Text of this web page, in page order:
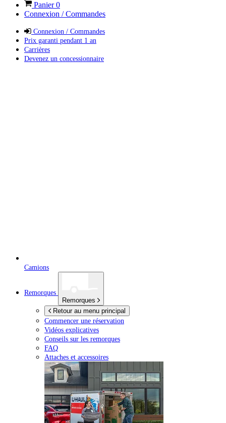
Panier0
Connexion / Commandes
Connexion / Commandes
Prix garanti pendant 1 an
Carrières
Devenez un concessionnaire
Camions
Remorques
Remorques
Retour au menu principal
Commencer une réservation
Vidéos explicatives
Conseils sur les remorques
FAQ
Attaches et accessoires